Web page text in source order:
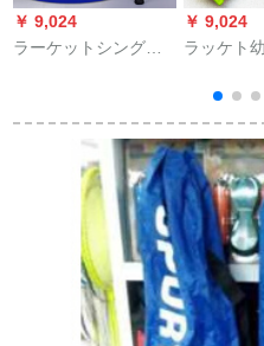
￥ 9,024
ラーケットシングリ
生選択コーススーツ
アップグレードモデ
ル6点セット/色ラン
￥ 9,024
ラッケト
バドミン
ゃ38 cm
球